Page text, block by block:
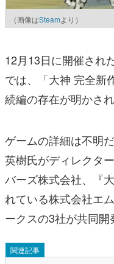
（画像はSteamより）
12月13日に開催され
では、「大神 完全新
続編の存在が明かされ
ゲームの詳細は不明
英樹氏がディレクタ
バーズ株式会社、『
れている株式会社エ
ークスの3社が共同開
関連記事